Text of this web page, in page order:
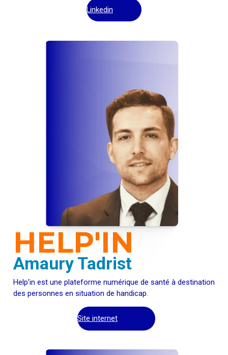
Linkedin
HELP'IN
Amaury Tadrist
Help'in est une plateforme numérique de santé à destination
des personnes en situation de handicap.
Site internet